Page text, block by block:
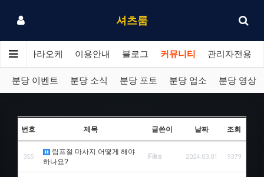
셔츠룸
분당 가라오케 이용안내 블로그 커뮤니티 관리자전용
분당 이벤트 분당 소식 분당 포토 분당 업소 분당 영상
번호 제목 글쓴이 날짜 조회
355
림프절 마사지 어떻게 해야
하나요?
Fiks 2024.03.01 9379